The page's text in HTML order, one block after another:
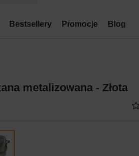
Bestsellery Promocje Blog
metalizowana - Złota